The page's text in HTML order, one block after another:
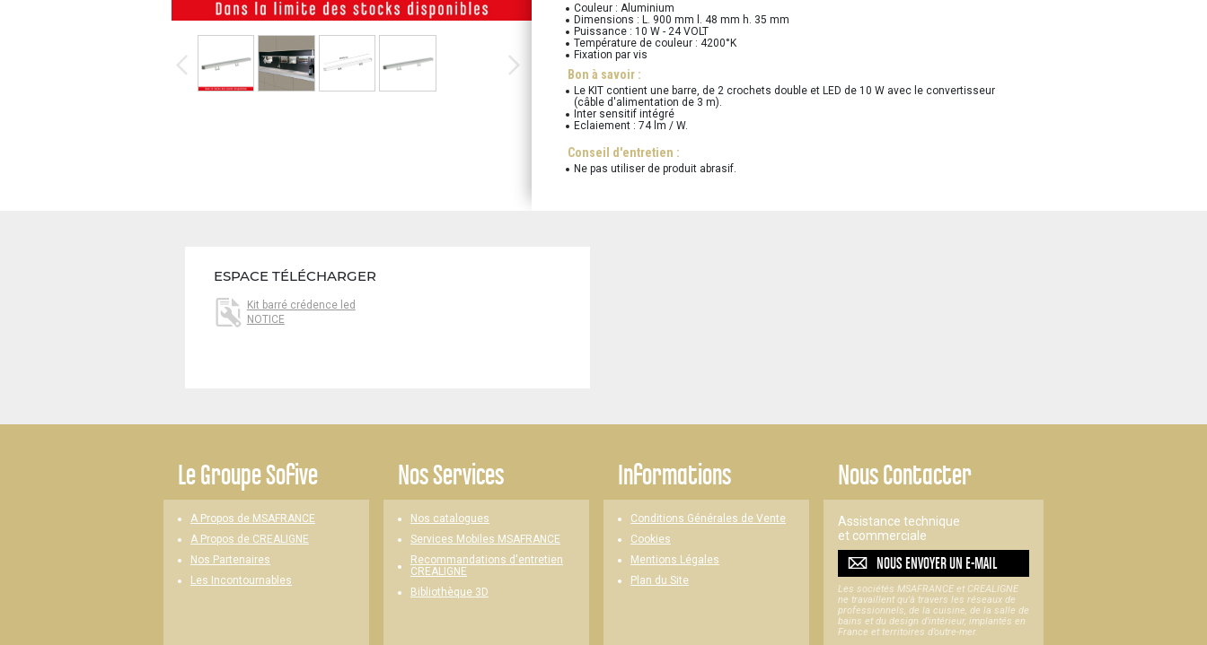
Couleur : Aluminium
Dimensions : L. 900 mm l. 48 mm h. 35 mm
Puissance : 10 W - 24 VOLT
Température de couleur : 4200°K
Fixation par vis
Bon à savoir :
Le KIT contient une barre, de 2 crochets double et LED de 10 W avec le convertisseur
(câble d'alimentation de 3 m).
Inter sensitif intégré
Eclaiement : 74 lm / W.
Conseil d'entretien :
Ne pas utiliser de produit abrasif.
ESPACE TÉLÉCHARGER
Kit barré crédence led
NOTICE
LeGroupe Sofive
A Propos de MSAFRANCE
A Propos de CREALIGNE
Nos Partenaires
Les Incontournables
Nos Services
Nos catalogues
Services Mobiles MSAFRANCE
Recommandations d'entretien
CREALIGNE
Bibliothèque 3D
Informations
Conditions Générales de Vente
Cookies
Mentions Légales
Plan du Site
Nous Contacter
Assistance technique
et commerciale
NOUS ENVOYER UNE-MAIL
Les sociétés MSAFRANCE et CREALIGNE
ne travaillent qu'à travers les réseaux de
professionnels, de la cuisine, de la salle de
bains et du design d'intérieur, implantés en
France et territoires d’outre-mer.